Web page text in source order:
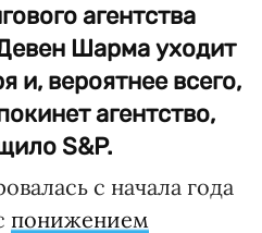
агентства
Шарма уходит
и, вероятнее всего,
агентство,
S&P.
с начала года
понижением